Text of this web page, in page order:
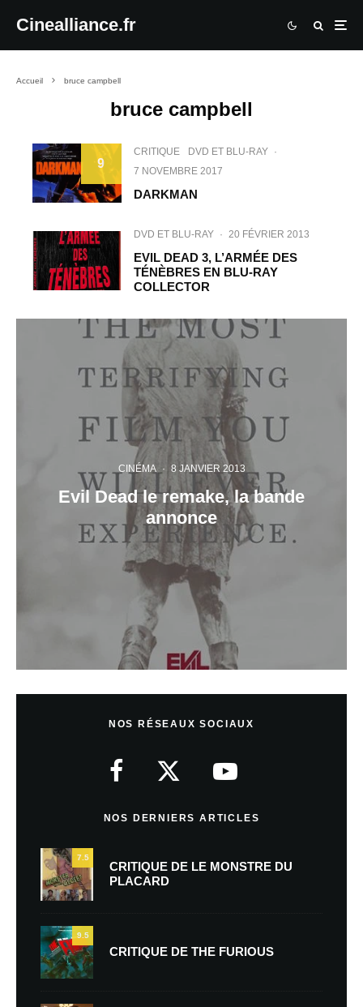
Cinealliance.fr
Accueil bruce campbell
bruce campbell
9
CRITIQUE DVD ET BLU-RAY ·
7 NOVEMBRE 2017
DARKMAN
DVD ET BLU-RAY · 20 FÉVRIER 2013
EVIL DEAD 3, L’ARMÉE DES
TÉNÈBRES EN BLU-RAY
COLLECTOR
CINÉMA · 8 JANVIER 2013
Evil Dead le remake, la bande
annonce
NOS RÉSEAUX SOCIAUX
NOS DERNIERS ARTICLES
7.5
CRITIQUE DE LE MONSTRE DU
PLACARD
9.5
CRITIQUE DE THE FURIOUS